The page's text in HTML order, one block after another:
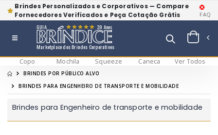
Brindes Personalizados e Corporativos — Compare
Fornecedores Verificados e Peça Cotação Grátis
FAQ
Marketplace dos Brindes Corporativos
GUIA 39 Anos
Copo Mochila Squeeze Caneca Ver Todos
BRINDES POR PÚBLICO ALVO
BRINDES PARA ENGENHEIRO DE TRANSPORTE E MOBILIDADE
Brindes para Engenheiro de transporte e mobilidade